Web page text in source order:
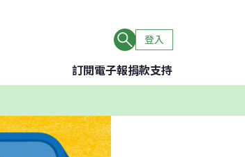
登入
訂閱電子報捐款支持